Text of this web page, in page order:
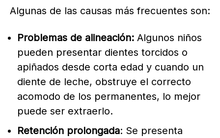
Algunas de las causas más frecuentes son:
Problemas de alineación: Algunos niños
pueden presentar dientes torcidos o
apiñados desde corta edad y cuando un
diente de leche, obstruye el correcto
acomodo de los permanentes, lo mejor
puede ser extraerlo.
Retención prolongada: Se presenta